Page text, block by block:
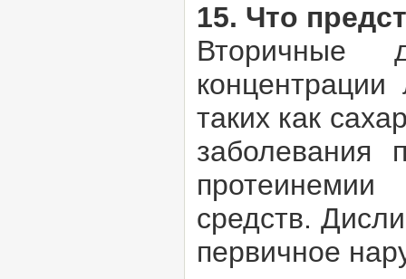
15. Что
Вторичные
таких как
заболевания
протеинемии
средств.
первичное